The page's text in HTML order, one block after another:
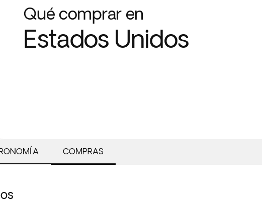
Qué comprar en
Estados Unidos
COMPRAS